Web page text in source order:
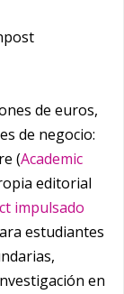
de euros,
de negocio:
(Academic
editorial
impulsado
estudiantes
en